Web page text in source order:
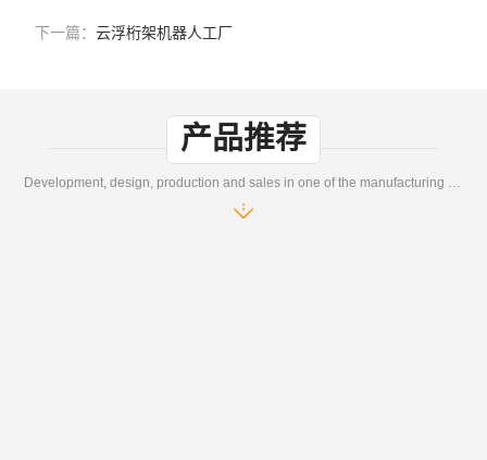
下一篇： 云浮桁架机器人工厂
产品推荐
Development, design, production and sales in one of the manufacturing enterprises